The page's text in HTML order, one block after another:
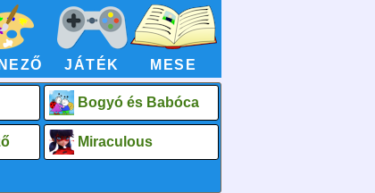
JÁTÉK MESE
Bogyó és Babóca
Miraculous